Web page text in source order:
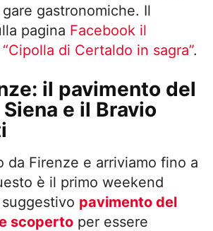
gastronomiche. Il
pagina Facebook il
di Certaldo in sagra”.
il pavimento del
e il Bravio
da Firenze e arriviamo fino a
è il primo weekend
pavimento del
scoperto per essere